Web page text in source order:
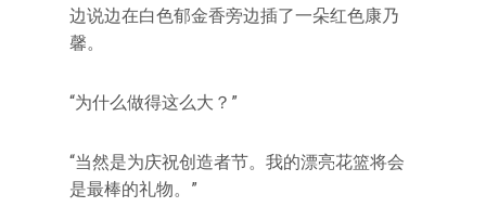
边说边在白色郁金香旁边插了一朵红色康乃
馨。
“为什么做得这么大？”
“当然是为庆祝创造者节。我的漂亮花篮将会
是最棒的礼物。”